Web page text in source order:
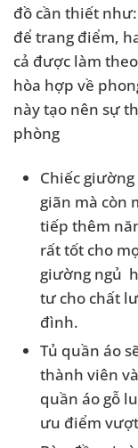
đồ cần thiết
để trang điểm,
cả được làm
hòa hợp về
này tạo nên sự
phòng
Chiếc
giãn mà còn
tiếp thêm
rất tốt cho
giường ngủ
tư cho chất
đình.
Tủ quần áo
thành viên
quần áo gỗ
ưu điểm